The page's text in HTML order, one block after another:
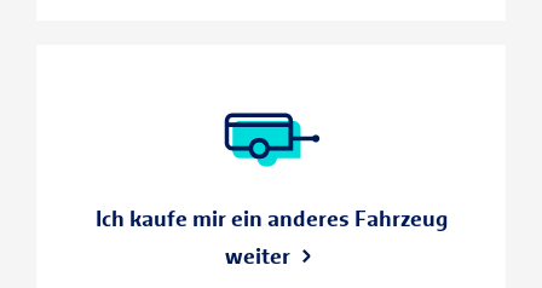
Ich kaufe mir ein anderes Fahrzeug
weiter